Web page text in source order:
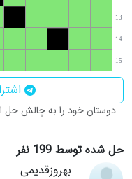
13
14
15
دوستان خود را به چالش حل
حل شده توسط 199 نفر
بهروزقدیمی